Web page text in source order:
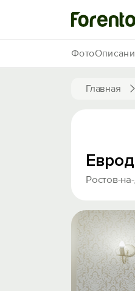
Главная
Фото
Ростов-